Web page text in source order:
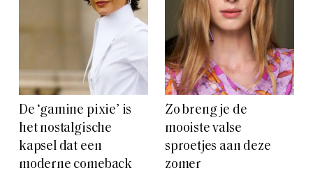
De ‘gamine pixie’ is
het nostalgische
kapsel dat een
moderne comeback
Zo breng je de
mooiste valse
sproetjes aan deze
zomer